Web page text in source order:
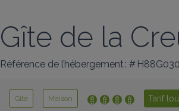
Gîte de la
Référence de l’hébergement : #
Gîte Maison Tarif